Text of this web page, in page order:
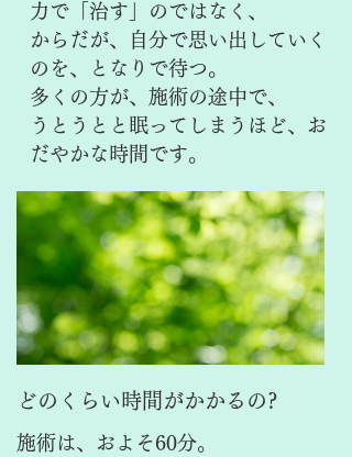
力で「治す」のではなく、
からだが、自分で思い出していく
のを、となりで待つ。
多くの方が、施術の途中で、
うとうとと眠ってしまうほど、お
だやかな時間です。
どのくらい時間がかかるの?
施術は、およそ60分。